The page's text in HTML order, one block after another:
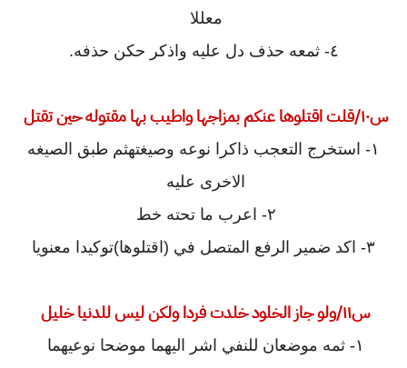
معللا
٤- ثمعه حذف دل عليه واذكر حكن حذفه.
س١٠/قلت اقتلوها عنكم بمزاجها واطيب بها مقتوله حين تقتل
١- استخرج التعجب ذاكرا نوعه وصيغتهثم طبق الصيغه
الاخرى عليه
٢- اعرب ما تحته خط
٣- اكد ضمير الرفع المتصل في (اقتلوها)توكيدا معنويا
س١١/ولو جاز الخلود خلدت فردا ولكن ليس للدنيا خليل
١- ثمه موضعان للنفي اشر اليهما موضحا نوعيهما